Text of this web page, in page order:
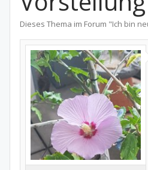
Dieses Thema im Forum "Ich bin